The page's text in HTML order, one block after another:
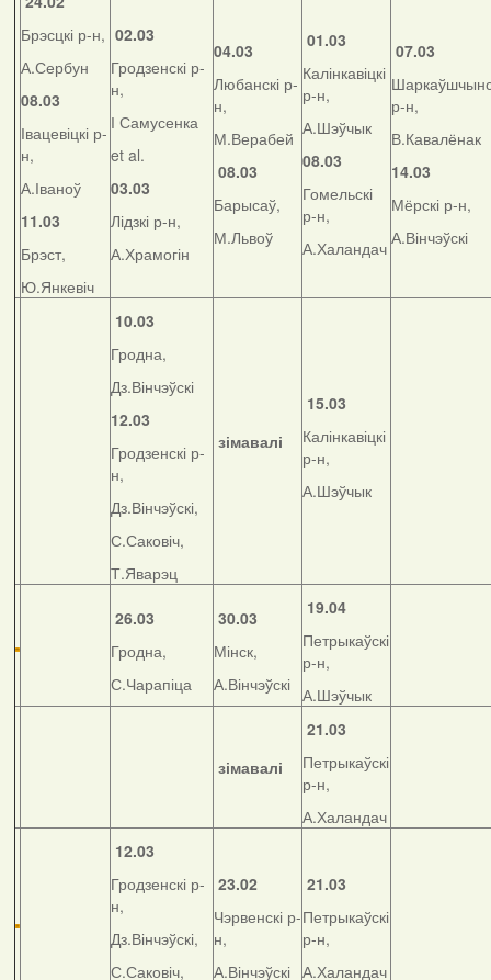
Брэсцкі р-н,
А.Сербун
08.03
Івацевіцкі р-
н,
А.Іваноў
11.03
Брэст,
Ю.Янкевіч
02.03
Гродзенскі р-
н,
І Самусенка
et al.
03.03
Лідзкі р-н,
А.Храмогін
04.03
Любанскі р-
н,
М.Верабей
08.03
Барысаў,
М.Львоў
01.03
Калінкавіцкі
р-н,
А.Шэўчык
08.03
Гомельскі
р-н,
А.Халандач
07.03
р-н,
В.Кавалёнак
14.03
Мёрскі р-н,
А.Вінчэўскі
10.03
Гродна,
Дз.Вінчэўскі
12.03
Гродзенскі р-
н,
Дз.Вінчэўскі,
С.Саковіч,
Т.Яварэц
зімавалі
15.03
Калінкавіцкі
р-н,
А.Шэўчык
26.03
Гродна,
С.Чарапіца
30.03
Мінск,
А.Вінчэўскі
19.04
Петрыкаўскі
р-н,
А.Шэўчык
зімавалі
21.03
Петрыкаўскі
р-н,
А.Халандач
12.03
Гродзенскі р-
н,
Дз.Вінчэўскі,
С.Саковіч,
23.02
Чэрвенскі р-
н,
А.Вінчэўскі
21.03
Петрыкаўскі
р-н,
А.Халандач